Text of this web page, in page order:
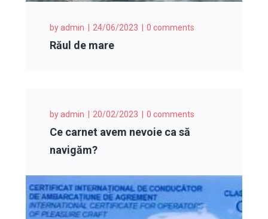
byadmin 24/06/2023 0 comments
Răul de mare
byadmin 20/02/2023 0 comments
Ce carnet avem nevoie ca să
navigăm?